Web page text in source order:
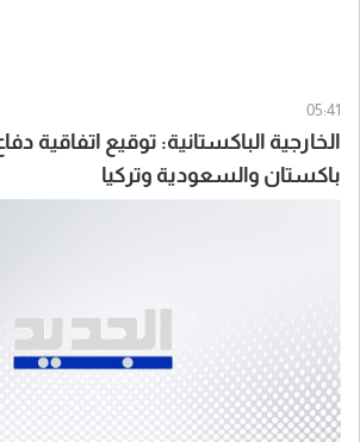
05:41
الخارجية الباكستانية: توقيع اتفاقية
باكستان والسعودية وتركيا